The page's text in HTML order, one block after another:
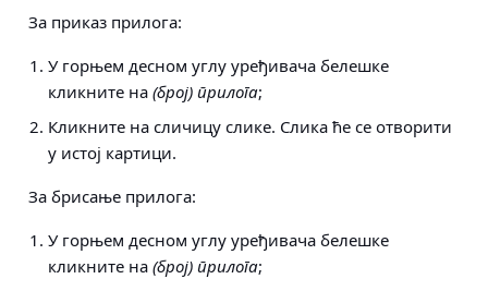
За приказ прилога:
У горњем десном углу уређивача белешке
кликните на (број) прилога;
Кликните на сличицу слике. Слика ће се отворити
у истој картици.
За брисање прилога:
У горњем десном углу уређивача белешке
кликните на (број) прилога;